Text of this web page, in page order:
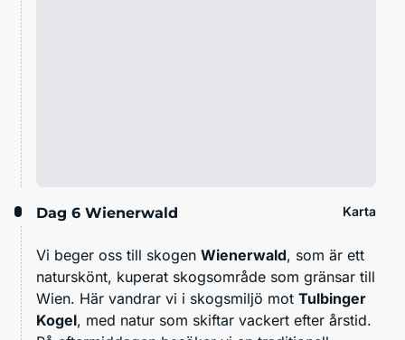
Dag 6 Wienerwald Karta
Vi beger oss till skogen Wienerwald, som är ett
naturskönt, kuperat skogsområde som gränsar till
Wien. Här vandrar vi i skogsmiljö mot Tulbinger
Kogel, med natur som skiftar vackert efter årstid.